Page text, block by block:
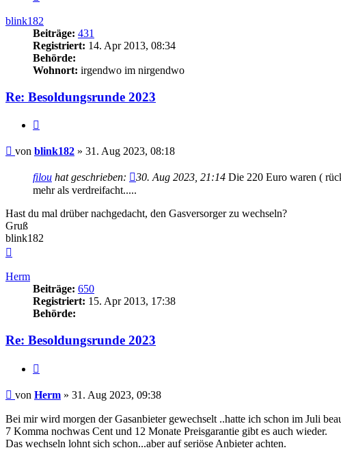
blink182
Beiträge: 431
Registriert: 14. Apr 2013, 08:34
Behörde:
Wohnort: irgendwo im nirgendwo
Re: Besoldungsrunde 2023
Beitrag
von blink182 » 31. Aug 2023, 08:18
filou hat geschrieben: 30. Aug 2023, 21:14 Die 220 Euro waren (
mehr als verdreifacht.....
Hast du mal drüber nachgedacht, den Gasversorger zu wechseln?
Gruß
blink182
Herm
Beiträge: 650
Registriert: 15. Apr 2013, 17:38
Behörde:
Re: Besoldungsrunde 2023
Beitrag
von Herm » 31. Aug 2023, 09:38
Bei mir wird morgen der Gasanbieter gewechselt ..hatte ich schon im Juli
7 Komma nochwas Cent und 12 Monate Preisgarantie gibt es auch wieder.
Das wechseln lohnt sich schon...aber auf seriöse Anbieter achten.